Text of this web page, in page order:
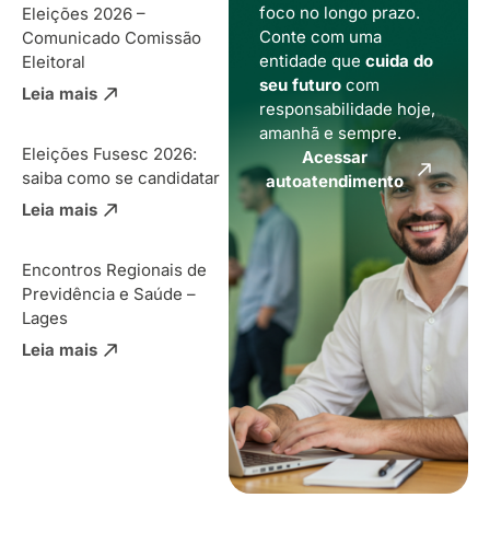
Eleições 2026 –
Comunicado Comissão
Eleitoral
Leia mais
Eleições Fusesc 2026:
saiba como se candidatar
Leia mais
Encontros Regionais de
Previdência e Saúde –
Lages
Leia mais
foco no longo prazo.
Conte com uma
entidade que cuida do
seu futurocom
responsabilidade hoje,
amanhã e sempre.
Acessar
autoatendimento